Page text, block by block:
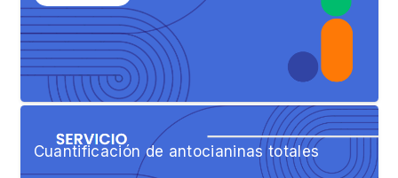
Cuantificación de antocianinas totales